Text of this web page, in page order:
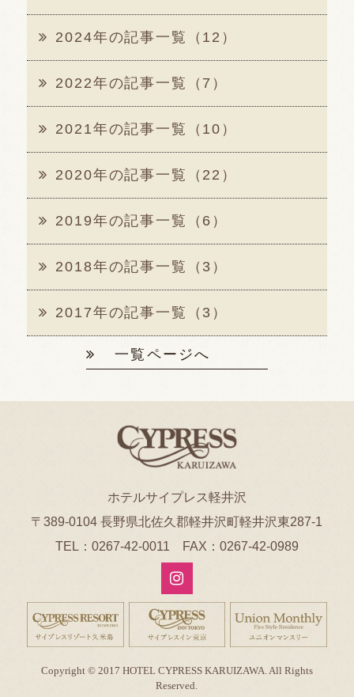
2024年の記事一覧（12）
2022年の記事一覧（7）
2021年の記事一覧（10）
2020年の記事一覧（22）
2019年の記事一覧（6）
2018年の記事一覧（3）
2017年の記事一覧（3）
一覧ページへ
ホテルサイプレス軽井沢
〒389-0104 長野県北佐久郡軽井沢町軽井沢東287-1
TEL： 0267-42-0011 FAX：0267-42-0989
Copyright © 2017 HOTEL CYPRESS KARUIZAWA. All Rights
Reserved.